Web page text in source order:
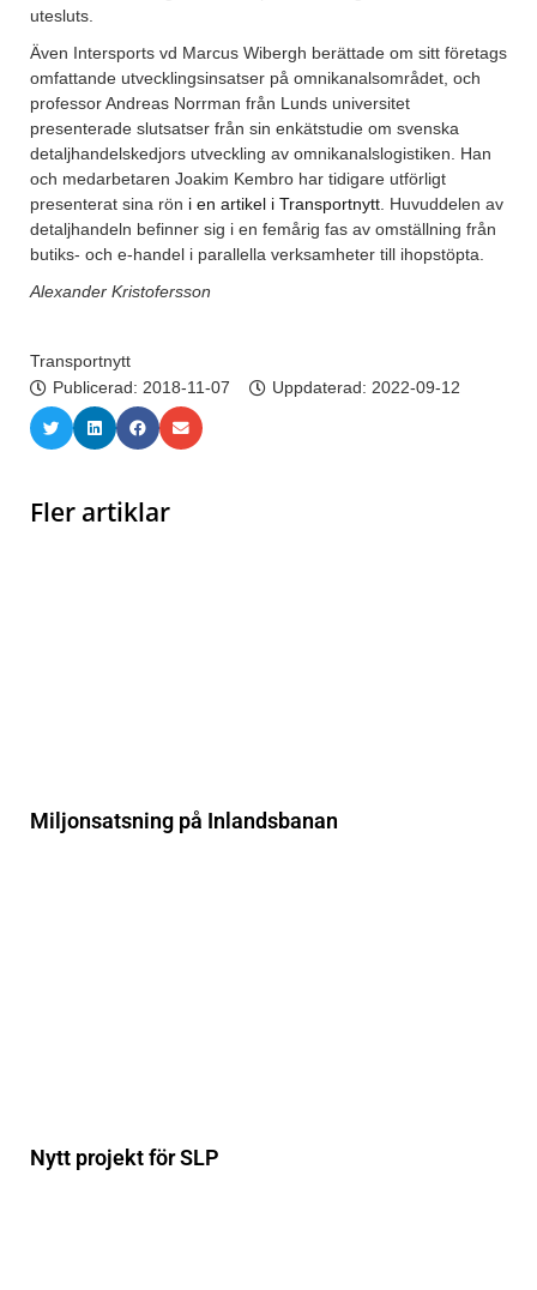
utesluts.
Även Intersports vd Marcus Wibergh berättade om sitt företags
omfattande utvecklingsinsatser på omnikanalsområdet, och
professor Andreas Norrman från Lunds universitet
presenterade slutsatser från sin enkätstudie om svenska
detaljhandelskedjors utveckling av omnikanalslogistiken. Han
och medarbetaren Joakim Kembro har tidigare utförligt
presenterat sina rön i en artikel i Transportnytt . Huvuddelen av
detaljhandeln befinner sig i en femårig fas av omställning från
butiks- och e-handel i parallella verksamheter till ihopstöpta.
Alexander Kristofersson
Transportnytt
Publicerad: 2018-11-07 Uppdaterad: 2022-09-12
Fler artiklar
Miljonsatsning på Inlandsbanan
Nytt projekt för SLP